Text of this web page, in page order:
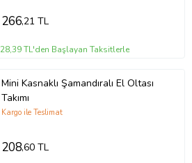
266,21 TL
28,39 TL'den Başlayan Taksitlerle
Mini Kasnaklı Şamandıralı El Oltası
Takımı
Kargo ile Teslimat
208,60 TL